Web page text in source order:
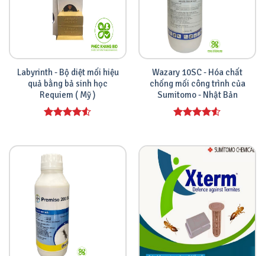
Labyrinth - Bộ diệt mối hiệu
quả bằng bả sinh học
Requiem ( Mỹ )
5 sao
Wazary 10SC - Hóa chất
chống mối công trình của
Sumitomo - Nhật Bản
5 sao